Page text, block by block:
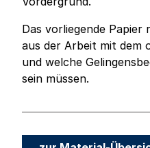
Das vorliegende
aus der Arbeit mit dem
und welche
sein müssen.